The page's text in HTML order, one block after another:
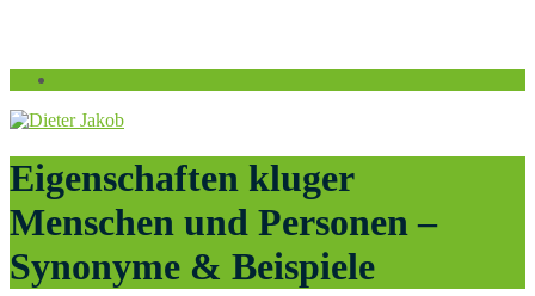
Eigenschaften kluger
Menschen und Personen –
Synonyme & Beispiele